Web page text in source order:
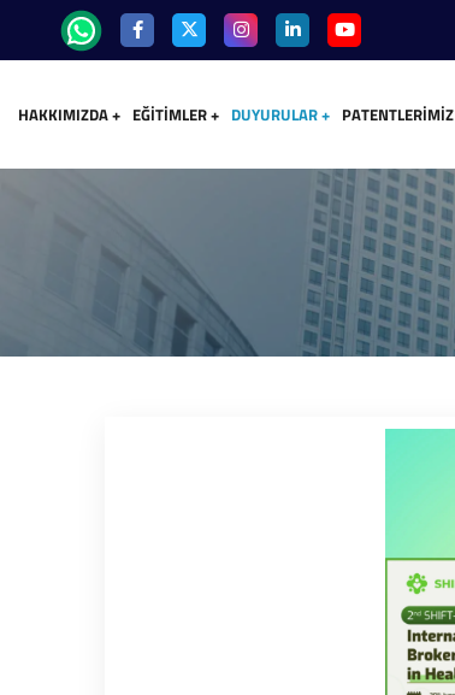
HAKKIMIZDA EĞITIMLER DUYURULAR PATENTLERIMIZ